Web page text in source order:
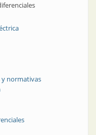
y normativas